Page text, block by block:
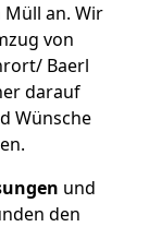
an. Wir
von
Baerl
darauf
Wünsche
und
den